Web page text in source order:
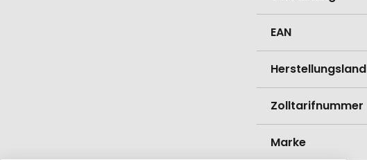
EAN
Herstellungsland
Zolltarifnummer
Marke